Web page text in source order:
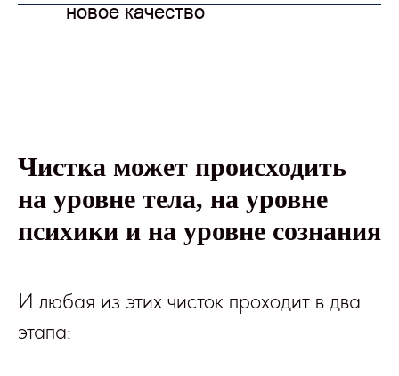
новое качество
Чистка может происходить
на уровне тела, на уровне
психики и на уровне сознания
И любая из этих чисток проходит в два
этапа: